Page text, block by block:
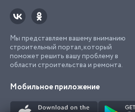
Мы представляем вашему вниманию
строительный портал, который
поможет решить вашу проблему в
области строительства и ремонта.
Мобильное приложение